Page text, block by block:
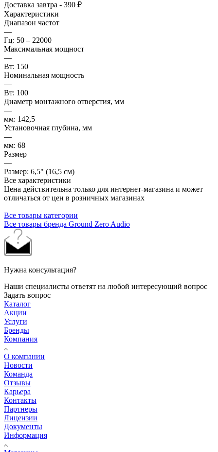
Доставка завтра - 390 ₽
Характеристики
Диапазон частот
—
Гц: 50 – 22000
Максимальная мощност
—
Вт: 150
Номинальная мощность
—
Вт: 100
Диаметр монтажного отверстия, мм
—
мм: 142,5
Установочная глубина, мм
—
мм: 68
Размер
—
Размер: 6,5" (16,5 см)
Все характеристики
Цена действительна только для интернет-магазина и может
отличаться от цен в розничных магазинах
Все товары категории
Все товары бренда Ground Zero Audio
Нужна консультация?
Наши специалисты ответят на любой интересующий вопрос
Задать вопрос
Каталог
Акции
Услуги
Бренды
Компания
О компании
Новости
Команда
Отзывы
Карьера
Контакты
Партнеры
Лицензии
Документы
Информация